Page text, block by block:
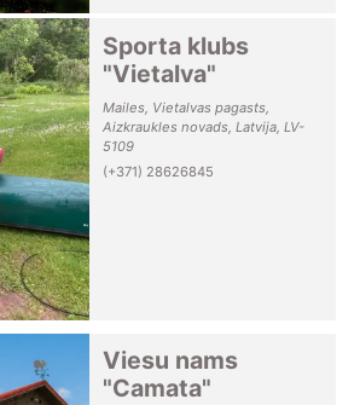
Sporta klubs
"Vietalva"
Mailes, Vietalvas pagasts,
Aizkraukles novads, Latvija, LV-
5109
(+371) 28626845
Viesu nams
"Camata"